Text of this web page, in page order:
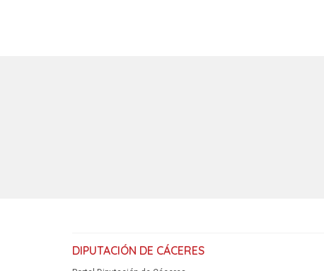
DIPUTACIÓN DE CÁCERES